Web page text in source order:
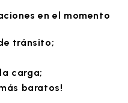
en el momento
tránsito;
carga;
baratos!